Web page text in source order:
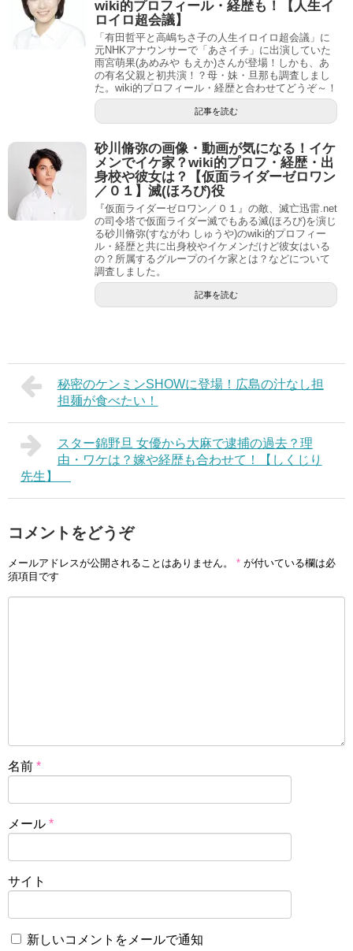
wiki的プロフィール・経歴も！【人生イ
ロイロ超会議】
「有田哲平と高嶋ちさ子の人生イロイロ超会議」に
元NHKアナウンサーで「あさイチ」に出演していた
雨宮萌果(あめみや もえか)さんが登場！しかも、あ
の有名父親と初共演！？母・妹・旦那も調査しまし
た。wiki的プロフィール・経歴と合わせてどうぞ～！
記事を読む
砂川脩弥の画像・動画が気になる！イケ
メンでイケ家？wiki的プロフ・経歴・出
身校や彼女は？【仮面ライダーゼロワン
／０１】滅(ほろび)役
『仮面ライダーゼロワン／０１』の敵、滅亡迅雷.net
の司令塔で仮面ライダー滅でもある滅(ほろび)を演じ
る砂川脩弥(すながわ しゅうや)のwiki的プロフィー
ル・経歴と共に出身校やイケメンだけど彼女はいる
の？所属するグループのイケ家とは？などについて
調査しました。
記事を読む
秘密のケンミンSHOWに登場！広島の汁なし担
担麺が食べたい！
スター錦野旦 女優から大麻で逮捕の過去？理
由・ワケは？嫁や経歴も合わせて！【しくじり
先生】
コメントをどうぞ
メールアドレスが公開されることはありません。 * が付いている欄は必
須項目です
名前 *
メール *
サイト
新しいコメントをメールで通知